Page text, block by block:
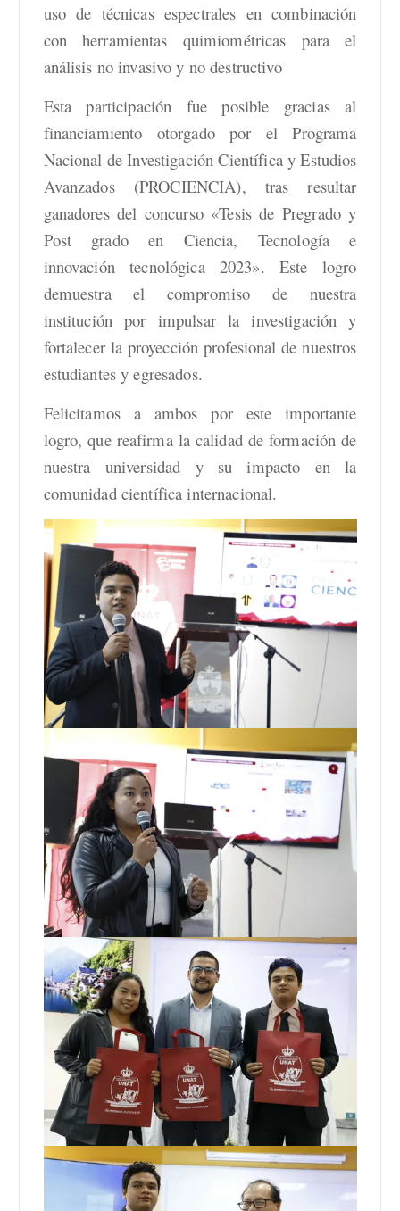
uso de técnicas espectrales en combinación
con herramientas quimiométricas para el
análisis no invasivo y no destructivo
Esta participación fue posible gracias al
financiamiento otorgado por el Programa
Nacional de Investigación Científica y Estudios
Avanzados (PROCIENCIA), tras resultar
ganadores del concurso «Tesis de Pregrado y
Post grado en Ciencia, Tecnología e
innovación tecnológica 2023». Este logro
demuestra el compromiso de nuestra
institución por impulsar la investigación y
fortalecer la proyección profesional de nuestros
estudiantes y egresados.
Felicitamos a ambos por este importante
logro, que reafirma la calidad de formación de
nuestra universidad y su impacto en la
comunidad científica internacional.